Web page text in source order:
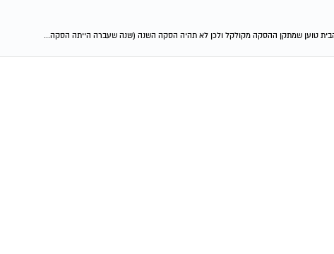
טוען שמתקן ההסקה מקולקל ולכן לא תהיה הסקה השנה (שנה שעברה הייתה הסקה...